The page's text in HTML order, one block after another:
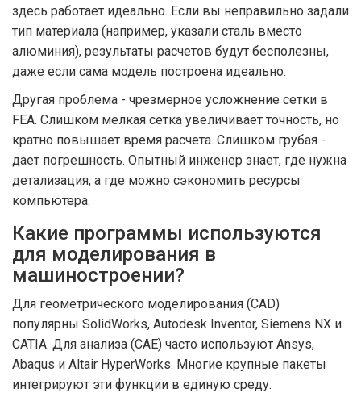
здесь работает идеально. Если вы неправильно задали
тип материала (например, указали сталь вместо
алюминия), результаты расчетов будут бесполезны,
даже если сама модель построена идеально.
Другая проблема - чрезмерное усложнение сетки в
FEA. Слишком мелкая сетка увеличивает точность, но
кратно повышает время расчета. Слишком грубая -
дает погрешность. Опытный инженер знает, где нужна
детализация, а где можно сэкономить ресурсы
компьютера.
Какие программы используются
для моделирования в
машиностроении?
Для геометрического моделирования (CAD)
популярны SolidWorks, Autodesk Inventor, Siemens NX и
CATIA. Для анализа (CAE) часто используют Ansys,
Abaqus и Altair HyperWorks. Многие крупные пакеты
интегрируют эти функции в единую среду.